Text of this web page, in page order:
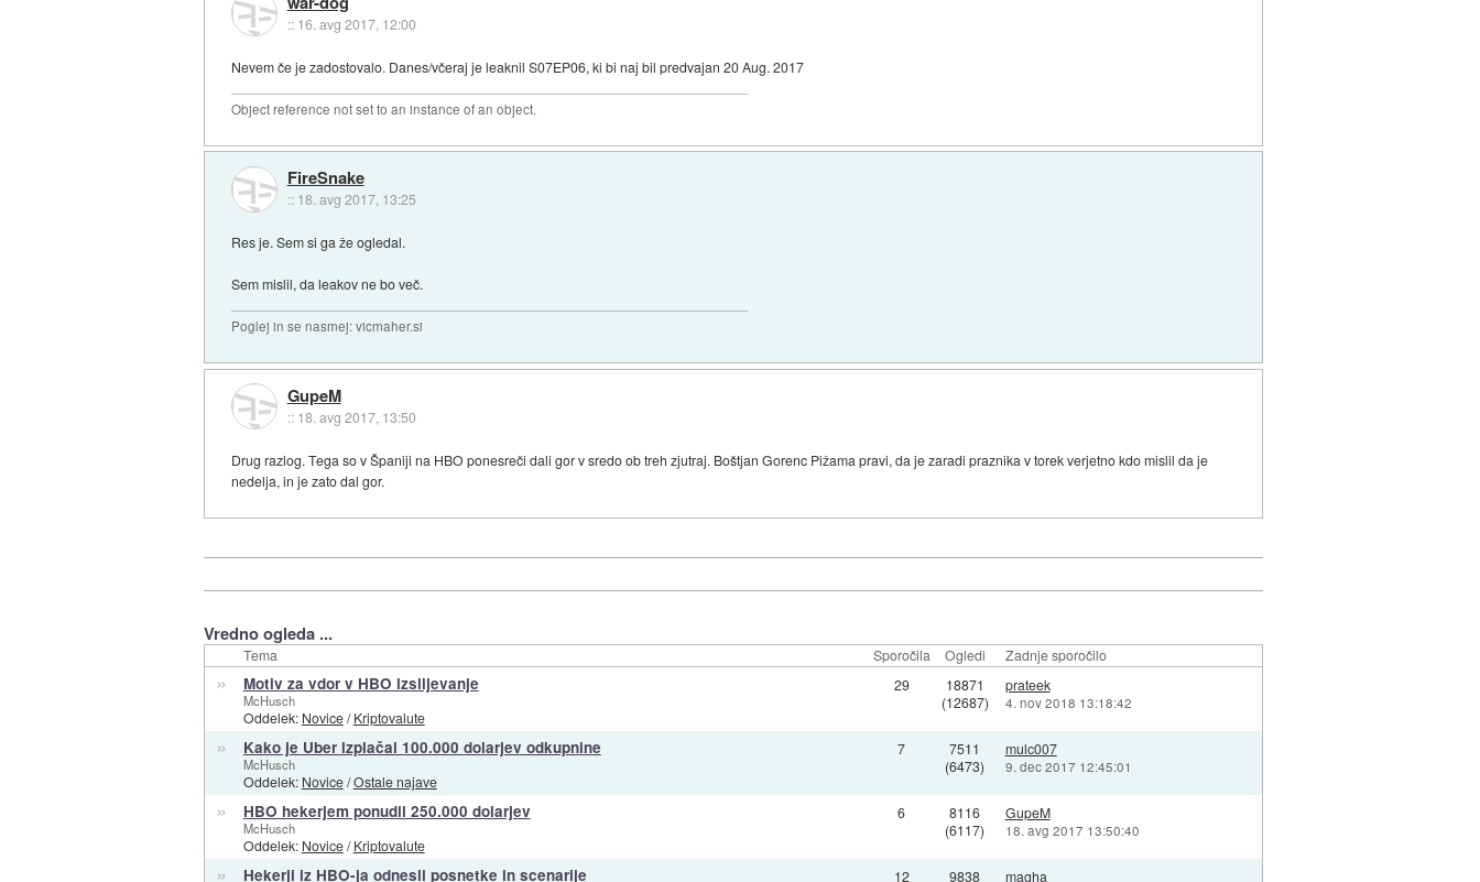
:: 16. avg 2017, 12:00
Nevem če je zadostovalo. Danes/včeraj je leaknil S07EP06, ki bi naj bil predvajan 20 Aug. 2017
Object reference not set to an instance of an object.
FireSnake
:: 18. avg 2017, 13:25
Res je. Sem si ga že ogledal.
Sem mislil, da leakov ne bo več.
Poglej in se nasmej: vicmaher.si
GupeM
:: 18. avg 2017, 13:50
Drug razlog. Tega so v Španiji na HBO ponesreči dali gor v sredo ob treh zjutraj. Boštjan Gorenc Pižama pravi, da je zaradi praznika v torek verjetno kdo mislil da je
nedelja, in je zato dal gor.
Vredno ogleda ...
Tema Sporočila Ogledi Zadnje sporočilo
» Motiv za vdor v HBO izsiljevanje
McHusch
Oddelek: Novice/Kriptovalute
29
18871
(12687)
prateek
4. nov 2018 13:18:42
» Kako je Uber izplačal 100.000 dolarjev odkupnine
McHusch
Oddelek: Novice/Ostale najave
7
7511
(6473)
mulc007
9. dec 2017 12:45:01
» HBO hekerjem ponudil 250.000 dolarjev
McHusch
Oddelek: Novice/Kriptovalute
6
8116
(6117)
GupeM
18. avg 2017 13:50:40
» Hekerji iz HBO-ja odnesli posnetke in scenarije 12 9838 magha